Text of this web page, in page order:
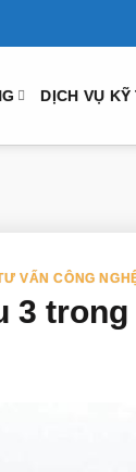
DỊCH VỤ KỸ
VẤN CÔNG
3 trong